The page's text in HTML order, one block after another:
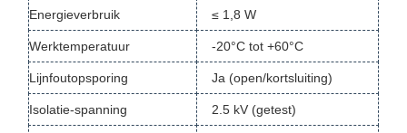
Energieverbruik ≤ 1,8 W
Werktemperatuur -20°C tot +60°C
Lijnfoutopsporing Ja (open/kortsluiting)
Isolatie-spanning 2.5 kV (getest)